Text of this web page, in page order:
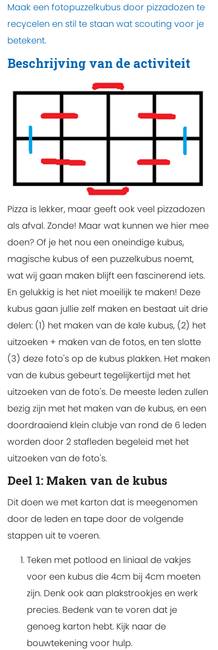
Maak een fotopuzzelkubus door pizzadozen te
recycelen en stil te staan wat scouting voor je
betekent.
Beschrijving van de activiteit
Pizza is lekker, maar geeft ook veel pizzadozen
als afval. Zonde! Maar wat kunnen we hier mee
doen? Of je het nou een oneindige kubus,
magische kubus of een puzzelkubus noemt,
wat wij gaan maken blijft een fascinerend iets.
En gelukkig is het niet moeilijk te maken! Deze
kubus gaan jullie zelf maken en bestaat uit drie
delen: (1) het maken van de kale kubus, (2) het
uitzoeken + maken van de fotos, en ten slotte
(3) deze foto's op de kubus plakken. Het maken
van de kubus gebeurt tegelijkertijd met het
uitzoeken van de foto's. De meeste leden zullen
bezig zijn met het maken van de kubus, en een
doordraaiend klein clubje van rond de 6 leden
worden door 2 stafleden begeleid met het
uitzoeken van de foto's.
Deel 1: Maken van de kubus
Dit doen we met karton dat is meegenomen
door de leden en tape door de volgende
stappen uit te voeren.
Teken met potlood en liniaal de vakjes
voor een kubus die 4cm bij 4cm moeten
zijn. Denk ook aan plakstrookjes en werk
precies. Bedenk van te voren dat je
genoeg karton hebt. Kijk naar de
bouwtekening voor hulp.